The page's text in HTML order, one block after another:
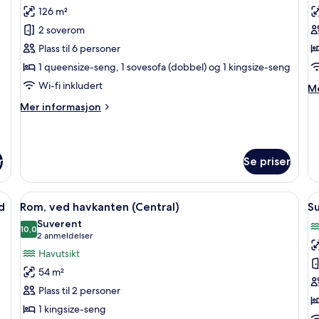
av
Suite,
2
soverom,
ved
(Gala)
126 m²
2 soverom
Plass til 6 personer
1 queensize-seng, 1 sovesofa (dobbel) og 1 kingsize-seng
Wi-fi inkludert
Mer informasjon
Mer
ved
havkanten
(Gala)
Se priser
skrivebord og blendingsgardiner
Åpne
alle
bildene
av
Rom,
ved
havkanten
(Central)
Rom, ved havkanten (Central) |
14
Rom, ved havkanten (Central)
10,010,0 av 10
Suverent
2 anmeldelser
(2
anmeldelser)
Havutsikt
54 m²
Plass til 2 personer
1 kingsize-seng
–
3